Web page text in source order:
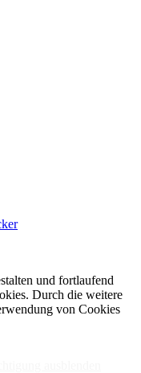
und fortlaufend
Durch die weitere
von Cookies